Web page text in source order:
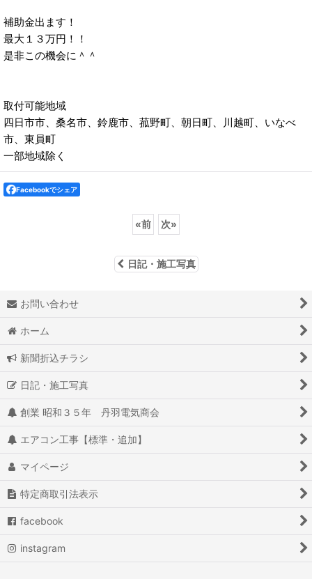
補助金出ます！
最大１３万円！！
是非この機会に＾＾
取付可能地域
四日市市、桑名市、鈴鹿市、菰野町、朝日町、川越町、いなべ
市、東員町
一部地域除く
Facebookでシェア
«前 次»
日記・施工写真
お問い合わせ
ホーム
新聞折込チラシ
日記・施工写真
創業 昭和３５年 丹羽電気商会
エアコン工事【標準・追加】
マイページ
特定商取引法表示
facebook
instagram